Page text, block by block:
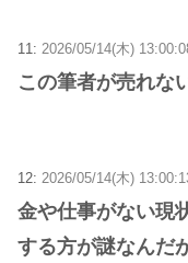
11: 2026/05/14(木)
この筆者が売れな
12: 2026/05/14(木)
金や仕事がない現
する方が謎なんだ